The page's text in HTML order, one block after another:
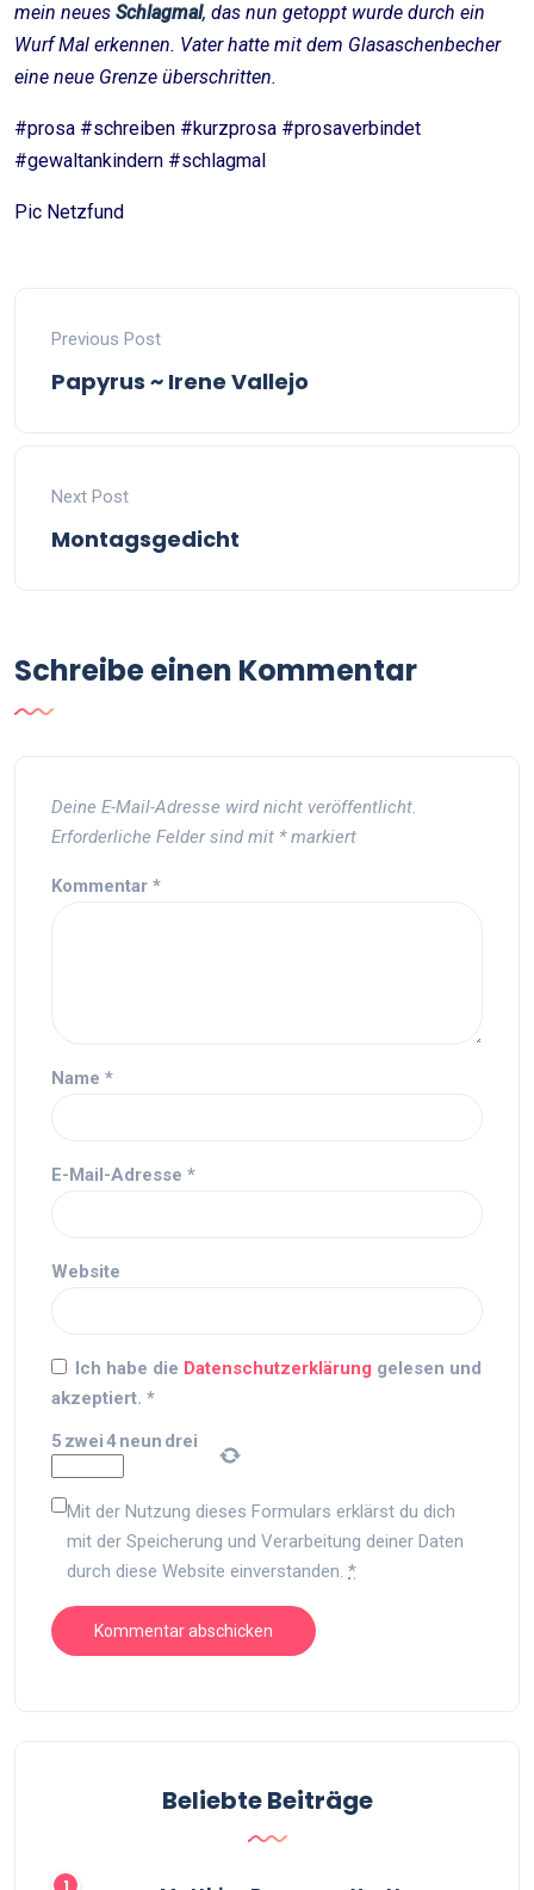
mein neues Schlagmal, das nun getoppt wurde durch ein
Wurf Mal erkennen. Vater hatte mit dem Glasaschenbecher
eine neue Grenze überschritten.
#prosa #schreiben #kurzprosa #prosaverbindet
#gewaltankindern #schlagmal
Pic Netzfund
Previous Post
Papyrus ~ Irene Vallejo
Next Post
Montagsgedicht
Schreibe einen Kommentar
Deine E-Mail-Adresse wird nicht veröffentlicht.
Erforderliche Felder sind mit *markiert
Kommentar *
Name *
E-Mail-Adresse *
Website
Ich habe die Datenschutzerklärung gelesen und
akzeptiert. *
5 zwei4neun drei
Mit der Nutzung dieses Formulars erklärst du dich
mit der Speicherung und Verarbeitung deiner Daten
durch diese Website einverstanden. *
Beliebte Beiträge